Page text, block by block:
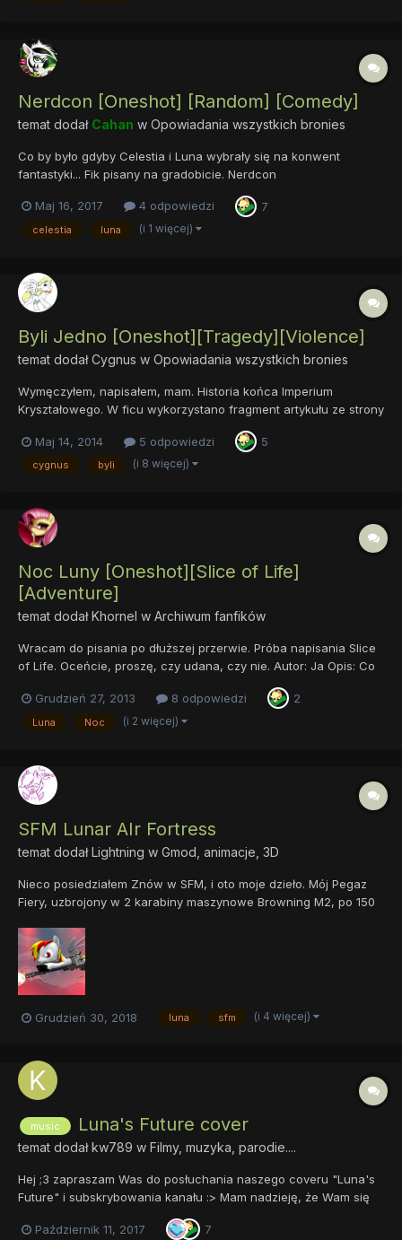
Nerdcon [Oneshot] [Random] [Comedy]
temat dodał Cahan w Opowiadania wszystkich bronies
Co by było gdyby Celestia i Luna wybrały się na konwent
fantastyki... Fik pisany na gradobicie. Nerdcon
Maj 16, 2017 4 odpowiedzi 7
celestia luna (i 1 więcej)
Byli Jedno [Oneshot][Tragedy][Violence]
temat dodałCygnus w Opowiadania wszystkich bronies
Wymęczyłem, napisałem, mam. Historia końca Imperium
Kryształowego. W ficu wykorzystano fragment artykułu ze strony
Maj 14, 2014
5 odpowiedzi 5
cygnus byli (i 8 więcej)
Noc Luny [Oneshot][Slice of Life]
[Adventure]
temat dodałKhornel w Archiwum fanfików
Wracam do pisania po dłuższej przerwie. Próba napisania Slice
of Life. Oceńcie, proszę, czy udana, czy nie. Autor: Ja Opis: Co
robi Luna, gdy my śpimy? Bawi się księżycem i gwiazdami, a
może planuje powrót wiecznej nocy? Nie. Dba o nasze sny i
chroni nas przed koszmarami. I jest najlepszą księżni...
Grudzień 27, 2013 8 odpowiedzi 2
Luna Noc (i 2 więcej)
SFM Lunar AIr Fortress
temat dodałLightning w Gmod, animacje, 3D
Nieco posiedziałem Znów w SFM, i oto moje dzieło. Mój Pegaz
Fiery, uzbrojony w 2 karabiny maszynowe Browning M2, po 150
automatycznym namierzaniem Powietrze-Powietrze. Zestaw
Myśliwca Lunarnych Sił Powietrznych
Grudzień 30, 2018 luna sfm (i 4 więcej)
music Luna's Future cover
temat dodałkw789 w Filmy, muzyka, parodie....
Hej ;3 zapraszam Was do posłuchania naszego coveru "Luna's
Future" i subskrybowania kanału :> Mam nadzieję, że Wam się
spodoba. Najlepiej by było, gdybyście napisali jakieś rady, co
należy poprawić itd
Październik 11, 2017 7